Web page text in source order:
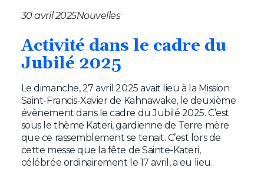
Célébrer
S’impliquer
30 avril 2025Nouvelles
Activité dans le cadre du
Jubilé 2025
Le dimanche, 27 avril 2025 avait lieu à la Mission
Saint-Francis-Xavier de Kahnawake, le deuxième
évènement dans le cadre du Jubilé 2025. C’est
sous le thème Kateri, gardienne de Terre mère
que ce rassemblement se tenait. C’est lors de
cette messe que la fête de Sainte-Kateri,
célébrée ordinairement le 17 avril, a eu lieu.